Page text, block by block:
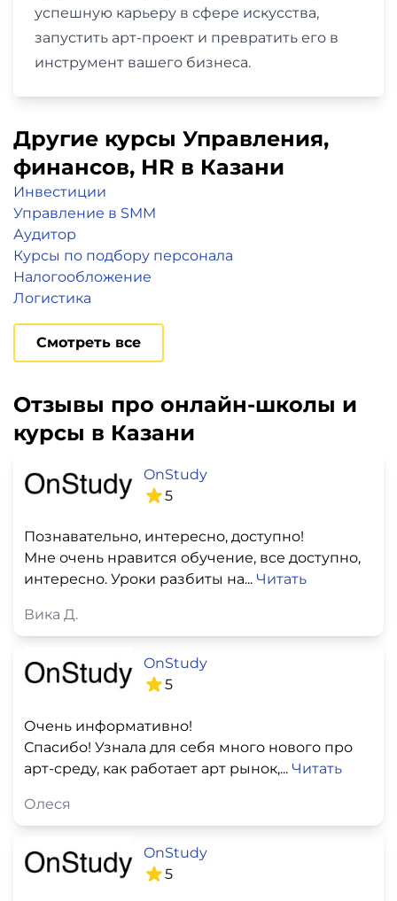
успешную карьеру в сфере искусства,
запустить арт-проект и превратить его в
инструмент вашего бизнеса.
Другие курсы Управления,
финансов, НR в Казани
Инвестиции
Управление в SMM
Аудитор
Курсы по подбору персонала
Налогообложение
Логистика
Смотреть все
Отзывы про онлайн-школы и
курсы в Казани
OnStudy
5
Познавательно, интересно, доступно!
Мне очень нравится обучение, все доступно,
интересно. Уроки разбиты на... Читать
Вика Д.
OnStudy
5
Очень информативно!
Спасибо! Узнала для себя много нового про
арт-среду, как работает арт рынок,... Читать
Олеся
OnStudy
5